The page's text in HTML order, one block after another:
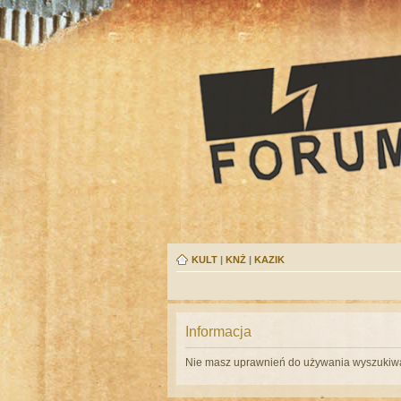
KULT | KNŻ | KAZIK
Informacja
Nie masz uprawnień do używania